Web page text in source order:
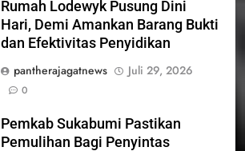
Rumah Lodewyk Pusung Dini
Hari, Demi Amankan Barang Bukti
dan Efektivitas Penyidikan
pantherajagatnews
Juli 29, 2026
0
Pemkab Sukabumi Pastikan
Pemulihan Bagi Penyintas